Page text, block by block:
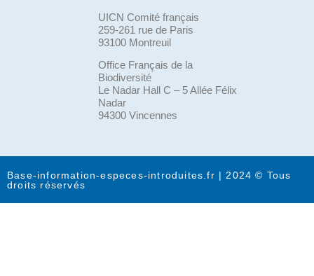
UICN Comité français
259-261 rue de Paris
93100 Montreuil
Office Français de la
Biodiversité
Le Nadar Hall C – 5 Allée Félix
Nadar
94300 Vincennes
Base-information-especes-introduites.fr | 2024 © Tous
droits réservés